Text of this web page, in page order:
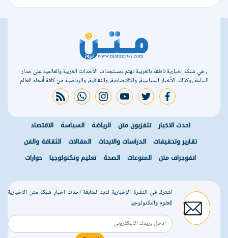
، هي شبكة إخبارية ناطقة بالعربية تهتم بمستجدات الأحداث العربية والعالمية على مدار
الساعة ،وكذلك الأخبار السياسية، والاقتصادية، والثقافية، والرياضية من كافة أنحاء العالم
facebook
twitter
youtube
instagram
whatsapp
rss feed
احدث الاخبار تلفزيون متن الرياضة السياسة
الاقتصاد
تقارير وتحقيقات
الدراسات والابحاث المقالات
الثقافة والفن
انفوجراف متن
المنوعات الصحة تعليم وتكنولوجيا حوارات
اشترك في النشرة الإخبارية لدينا لمتابعة احدث اخبار شبكة متن الاخبارية
للعلوم والتكنولوجيا